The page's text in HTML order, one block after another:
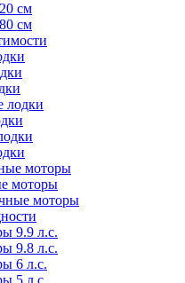
см
см
лодки
моторы
моторы
моторы
9.9 л.с.
9.8 л.с.
6 л.с.